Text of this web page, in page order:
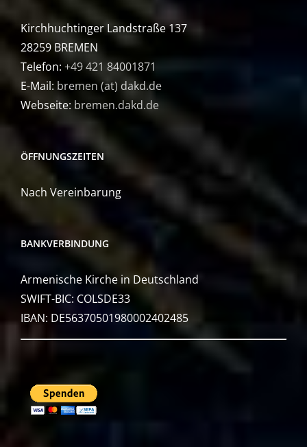
Kirchhuchtinger Landstraße 137
28259 BREMEN
Telefon: +49 421 84001871
E-Mail: bremen (at) dakd.de
Webseite: bremen.dakd.de
ÖFFNUNGSZEITEN
Nach Vereinbarung
BANKVERBINDUNG
Armenische Kirche in Deutschland
SWIFT-BIC: COLSDE33
IBAN: DE56370501980002402485